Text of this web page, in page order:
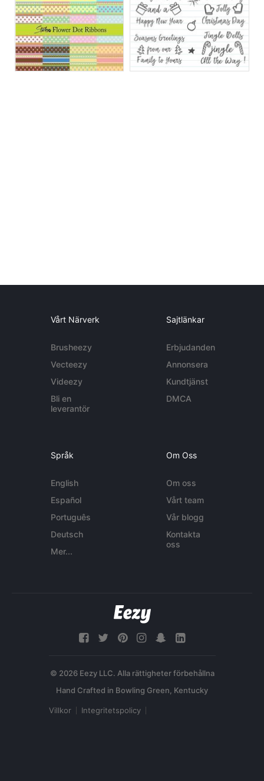
Vårt Närverk
Brusheezy
Vecteezy
Videezy
Bli en
leverantör
Sajtlänkar
Erbjudanden
Annonsera
Kundtjänst
DMCA
Språk
English
Español
Português
Deutsch
Mer...
Om Oss
Om oss
Vårt team
Vår blogg
Kontakta
oss
© 2026 Eezy LLC. Alla rättigheter förbehållna
Villkor Integritetspolicy